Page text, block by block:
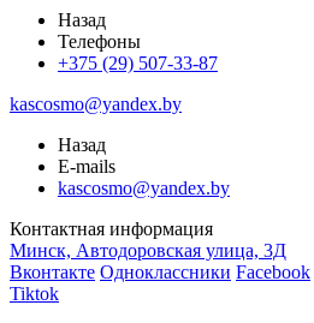
Назад
Телефоны
+375 (29) 507-33-87
kascosmo@yandex.by
Назад
E-mails
kascosmo@yandex.by
Контактная информация
Минск, Автодоровская улица, 3Д
Вконтакте Одноклассники Facebook
Tiktok